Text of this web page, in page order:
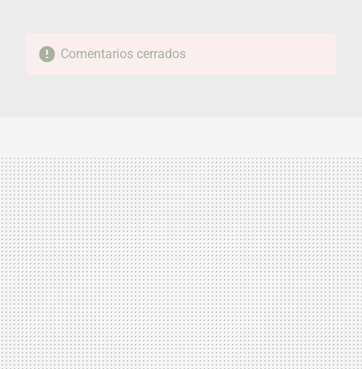
Comentarios cerrados